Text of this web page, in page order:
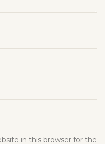
in this browser for the